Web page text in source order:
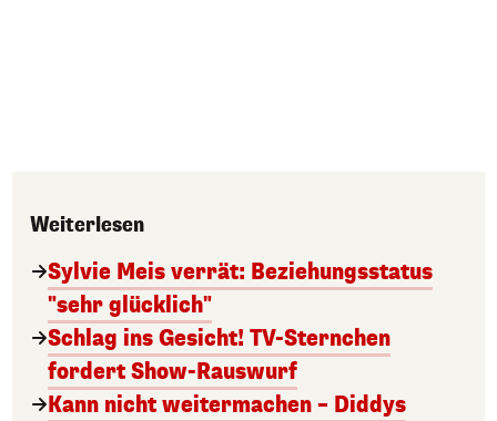
Weiterlesen
Sylvie Meis verrät: Beziehungsstatus
"sehr glücklich"
Schlag ins Gesicht! TV-Sternchen
fordert Show-Rauswurf
Kann nicht weitermachen – Diddys